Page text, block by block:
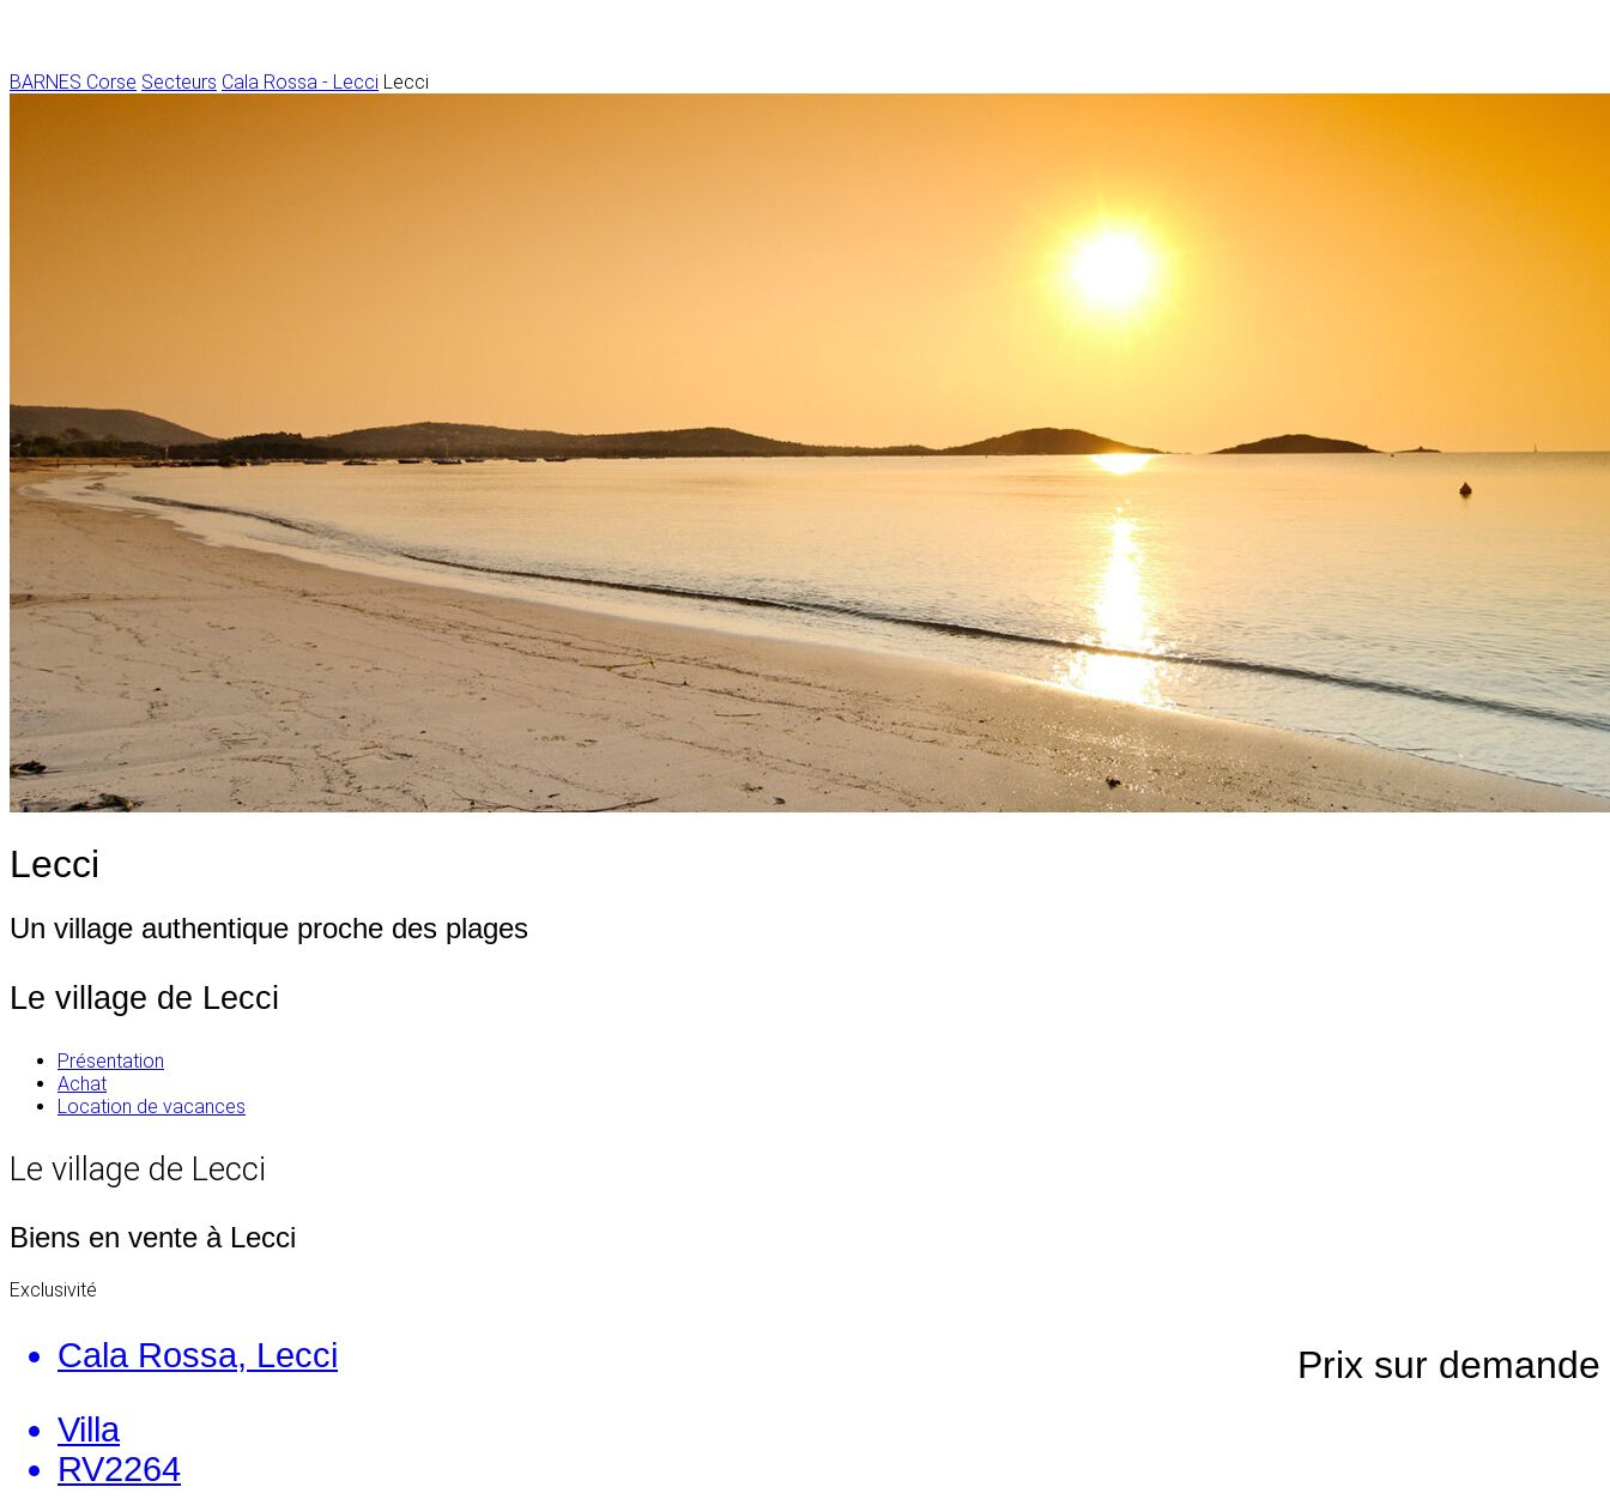
BARNES Corse Secteurs Cala Rossa - Lecci Lecci
Lecci
Un village authentique proche des plages
Le village de Lecci
Présentation
Achat
Location de vacances
Le village de Lecci
Biens en vente à Lecci
Exclusivité
Prix sur demande
Cala Rossa, Lecci
Villa
RV2264